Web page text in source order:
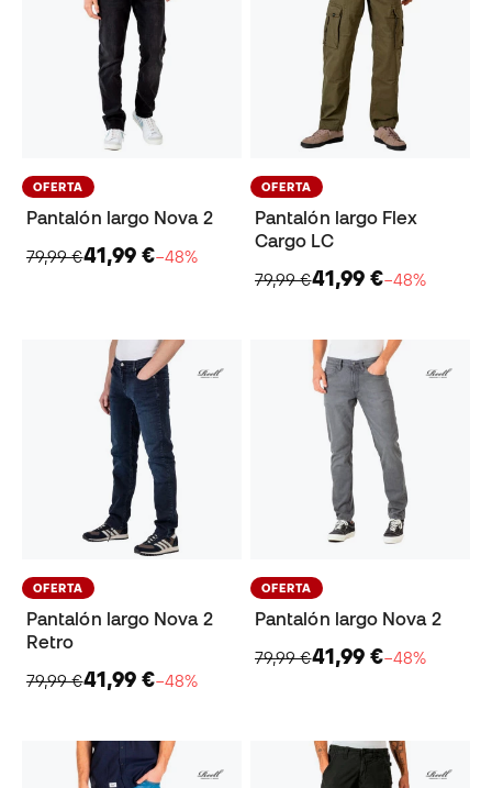
OFERTA
Pantalón largo Nova 2
79,99 €41,99 €−48%
OFERTA
Pantalón largo Flex
Cargo LC
79,99 €41,99 €−48%
OFERTA
Pantalón largo Nova 2
Retro
79,99 €41,99 €−48%
OFERTA
Pantalón largo Nova 2
79,99 €41,99 €−48%